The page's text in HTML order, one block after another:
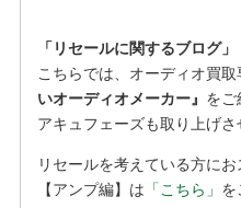
「リセールに関するブログ」
こちらでは、オーディオ買取
いオーディオメーカー』 をご
アキュフェーズも取り上げさ
リセールを考えている方に
【アンプ編】は 「こちら」 を